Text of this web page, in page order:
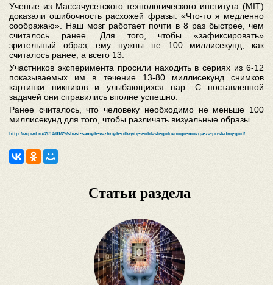
Ученые из Массачусетского технологического института (MIT)
доказали ошибочность расхожей фразы: «Что-то я медленно
соображаю». Наш мозг работает почти в 8 раз быстрее, чем
считалось ранее. Для того, чтобы «зафиксировать»
зрительный образ, ему нужны не 100 миллисекунд, как
считалось ранее, а всего 13.
Участников эксперимента просили находить в сериях из 6-12
показываемых им в течение 13-80 миллисекунд снимков
картинки пикников и улыбающихся пар. С поставленной
задачей они справились вполне успешно.
Ранее считалось, что человеку необходимо не меньше 100
миллисекунд для того, чтобы различать визуальные образы.
http://expert.ru/2014/01/29/shest-samyih-vazhnyih-otkryitij-v-oblasti-golovnogo-mozga-za-poslednij-god/
Статьи раздела